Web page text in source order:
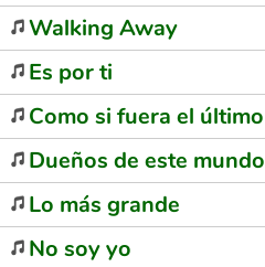
Walking Away
Es por ti
Como si fuera el último
Dueños de este mundo
Lo más grande
No soy yo